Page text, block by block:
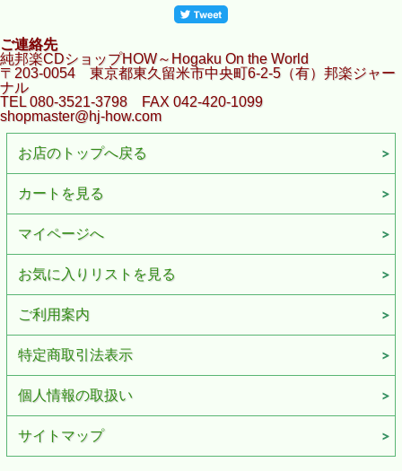
ご連絡先
純邦楽CDショップHOW～Hogaku On the World
〒203-0054 東京都東久留米市中央町6-2-5（有）邦楽ジャー
ナル
TEL 080-3521-3798 FAX 042-420-1099
shopmaster@hj-how.com
お店のトップへ戻る
カートを見る
マイページへ
お気に入りリストを見る
ご利用案内
特定商取引法表示
個人情報の取扱い
サイトマップ